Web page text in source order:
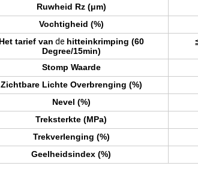
Ruwheid Rz (μm)
Vochtigheid (%)
tarief van de hitteinkrimping (60
Degree/15min)
Stomp Waarde
Zichtbare Lichte Overbrenging (%)
Nevel (%)
Treksterkte (MPa)
Trekverlenging (%)
Geelheidsindex (%)